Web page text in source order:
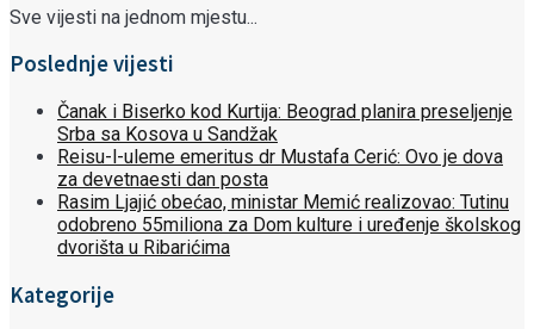
Sve vijesti na jednom mjestu...
Poslednje vijesti
Čanak i Biserko kod Kurtija: Beograd planira preseljenje
Srba sa Kosova u Sandžak
Reisu-l-uleme emeritus dr Mustafa Cerić: Ovo je dova
za devetnaesti dan posta
Rasim Ljajić obećao, ministar Memić realizovao: Tutinu
odobreno 55miliona za Dom kulture i uređenje školskog
dvorišta u Ribarićima
Kategorije